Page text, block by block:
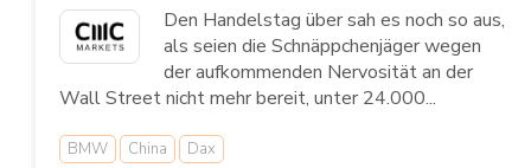
Den Handelstag über sah es noch so aus,
als seien die Schnäppchenjäger wegen
der aufkommenden Nervosität an der
Wall Street nicht mehr bereit, unter 24.000...
BMW China Dax